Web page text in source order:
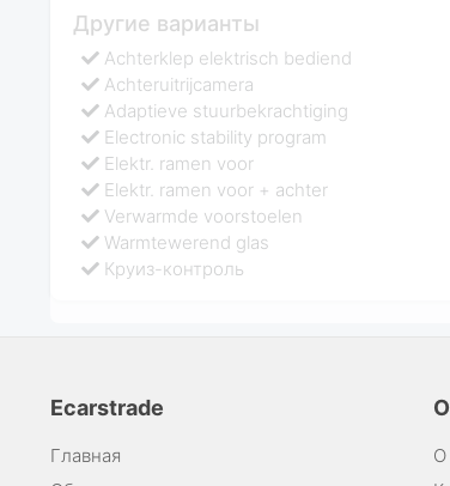
Другие варианты
Achterklep elektrisch bediend
Achteruitrijcamera
Adaptieve stuurbekrachtiging
Electronic stability program
Elektr. ramen voor
Elektr. ramen voor + achter
Verwarmde voorstoelen
Warmtewerend glas
Круиз-контроль
Ecarstrade
Главная
О